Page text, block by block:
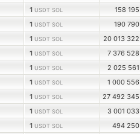
1 USDT SOL 158 195
1 USDT SOL 190 790
1 USDT SOL 20 013 322
1 USDT SOL 7 376 528
1 USDT SOL 2 025 561
1 USDT SOL 1 000 556
1 USDT SOL 27 492 345
1 USDT SOL 3 001 033
1 USDT SOL 494 250